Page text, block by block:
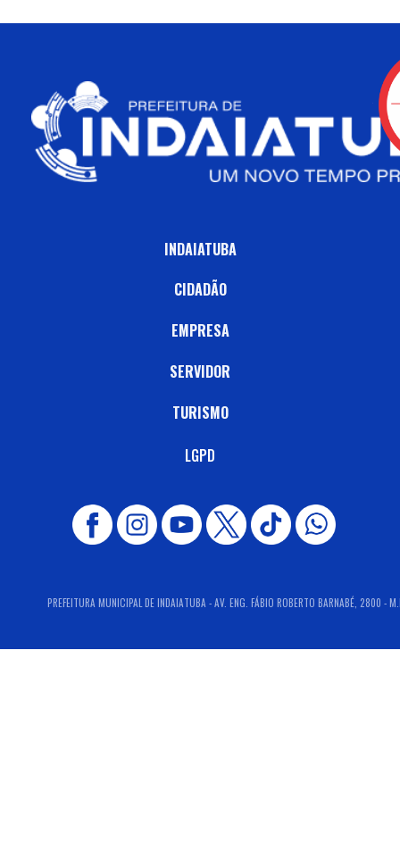
INDAIATUBA
CIDADÃO
EMPRESA
SERVIDOR
TURISMO
LGPD
PREFEITURA MUNICIPAL DE INDAIATUBA - AV. ENG. FÁBIO ROBERTO BARNABÉ, 2800 -